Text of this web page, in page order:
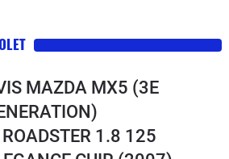
MAZDA MX5 (3E
1.8 125